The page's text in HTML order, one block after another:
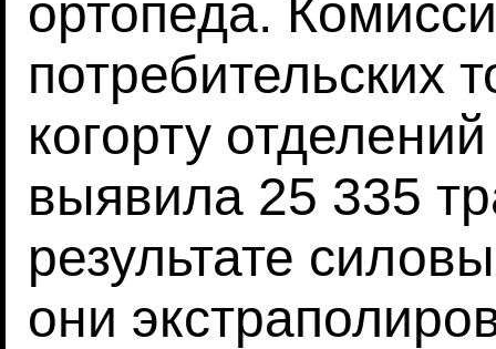
ортопеда.
потребительских
когорту
выявила 25 335
результате
они